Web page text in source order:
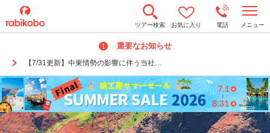
ツアー検索 お気に入り 電話 メニュー
重要なお知らせ
【7/31更新】中東情勢の影響に伴う当社…
o
n
a
v
i
g
a
t